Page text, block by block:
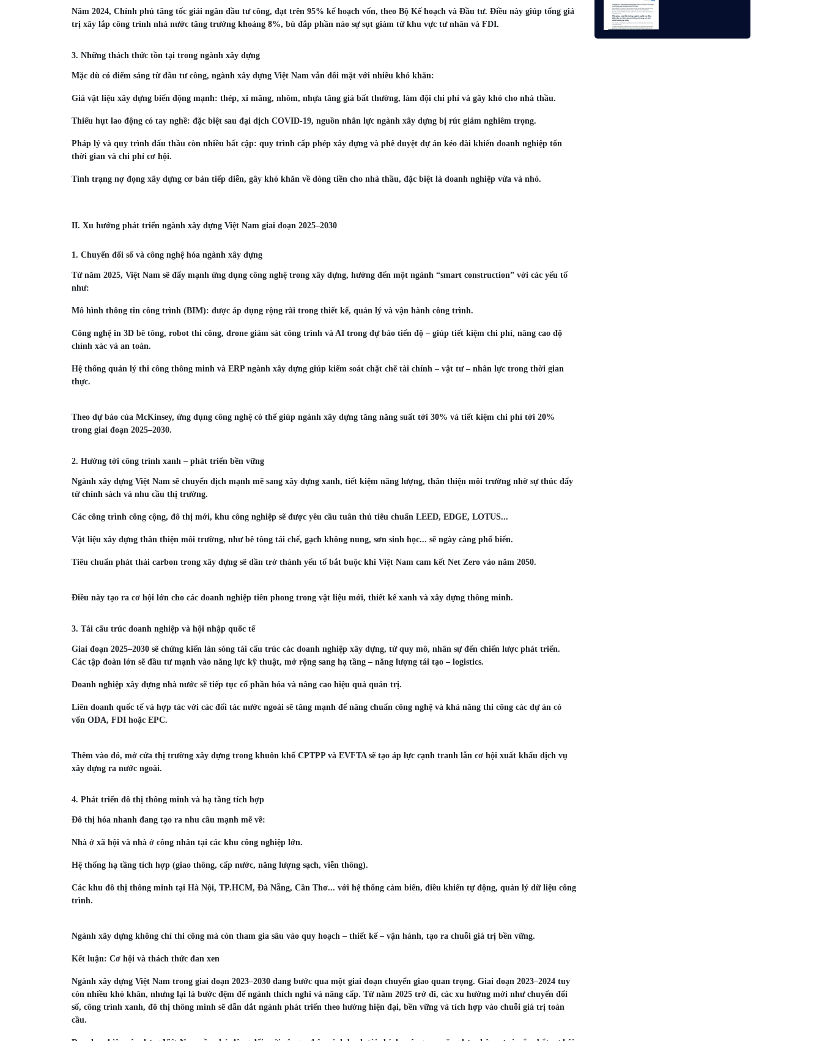
Năm 2024, Chính phủ tăng tốc giải ngân đầu tư công, đạt trên 95% kế hoạch vốn, theo Bộ Kế hoạch và Đầu tư. Điều này giúp tổng giá
trị xây lắp công trình nhà nước tăng trưởng khoảng 8%, bù đắp phần nào sự sụt giảm từ khu vực tư nhân và FDI.
3. Những thách thức tồn tại trong ngành xây dựng
Mặc dù có điểm sáng từ đầu tư công, ngành xây dựng Việt Nam vẫn đối mặt với nhiều khó khăn:
Giá vật liệu xây dựng biến động mạnh: thép, xi măng, nhôm, nhựa tăng giá bất thường, làm đội chi phí và gây khó cho nhà thầu.
Thiếu hụt lao động có tay nghề: đặc biệt sau đại dịch COVID-19, nguồn nhân lực ngành xây dựng bị rút giảm nghiêm trọng.
Pháp lý và quy trình đấu thầu còn nhiều bất cập: quy trình cấp phép xây dựng và phê duyệt dự án kéo dài khiến doanh nghiệp tốn
thời gian và chi phí cơ hội.
Tình trạng nợ đọng xây dựng cơ bản tiếp diễn, gây khó khăn về dòng tiền cho nhà thầu, đặc biệt là doanh nghiệp vừa và nhỏ.
II. Xu hướng phát triển ngành xây dựng Việt Nam giai đoạn 2025–2030
1. Chuyển đổi số và công nghệ hóa ngành xây dựng
Từ năm 2025, Việt Nam sẽ đẩy mạnh ứng dụng công nghệ trong xây dựng, hướng đến một ngành “smart construction” với các yếu tố
như:
Mô hình thông tin công trình (BIM): được áp dụng rộng rãi trong thiết kế, quản lý và vận hành công trình.
Công nghệ in 3D bê tông, robot thi công, drone giám sát công trình và AI trong dự báo tiến độ – giúp tiết kiệm chi phí, nâng cao độ
chính xác và an toàn.
Hệ thống quản lý thi công thông minh và ERP ngành xây dựng giúp kiểm soát chặt chẽ tài chính – vật tư – nhân lực trong thời gian
thực.
Theo dự báo của McKinsey, ứng dụng công nghệ có thể giúp ngành xây dựng tăng năng suất tới 30% và tiết kiệm chi phí tới 20%
trong giai đoạn 2025–2030.
2. Hướng tới công trình xanh – phát triển bền vững
Ngành xây dựng Việt Nam sẽ chuyển dịch mạnh mẽ sang xây dựng xanh, tiết kiệm năng lượng, thân thiện môi trường nhờ sự thúc đẩy
từ chính sách và nhu cầu thị trường.
Các công trình công cộng, đô thị mới, khu công nghiệp sẽ được yêu cầu tuân thủ tiêu chuẩn LEED, EDGE, LOTUS...
Vật liệu xây dựng thân thiện môi trường, như bê tông tái chế, gạch không nung, sơn sinh học... sẽ ngày càng phổ biến.
Tiêu chuẩn phát thải carbon trong xây dựng sẽ dần trở thành yếu tố bắt buộc khi Việt Nam cam kết Net Zero vào năm 2050.
Điều này tạo ra cơ hội lớn cho các doanh nghiệp tiên phong trong vật liệu mới, thiết kế xanh và xây dựng thông minh.
3. Tái cấu trúc doanh nghiệp và hội nhập quốc tế
Giai đoạn 2025–2030 sẽ chứng kiến làn sóng tái cấu trúc các doanh nghiệp xây dựng, từ quy mô, nhân sự đến chiến lược phát triển.
Các tập đoàn lớn sẽ đầu tư mạnh vào năng lực kỹ thuật, mở rộng sang hạ tầng – năng lượng tái tạo – logistics.
Doanh nghiệp xây dựng nhà nước sẽ tiếp tục cổ phần hóa và nâng cao hiệu quả quản trị.
Liên doanh quốc tế và hợp tác với các đối tác nước ngoài sẽ tăng mạnh để nâng chuẩn công nghệ và khả năng thi công các dự án có
vốn ODA, FDI hoặc EPC.
Thêm vào đó, mở cửa thị trường xây dựng trong khuôn khổ CPTPP và EVFTA sẽ tạo áp lực cạnh tranh lẫn cơ hội xuất khẩu dịch vụ
xây dựng ra nước ngoài.
4. Phát triển đô thị thông minh và hạ tầng tích hợp
Đô thị hóa nhanh đang tạo ra nhu cầu mạnh mẽ về:
Nhà ở xã hội và nhà ở công nhân tại các khu công nghiệp lớn.
Hệ thống hạ tầng tích hợp (giao thông, cấp nước, năng lượng sạch, viễn thông).
Các khu đô thị thông minh tại Hà Nội, TP.HCM, Đà Nẵng, Cần Thơ... với hệ thống cảm biến, điều khiển tự động, quản lý dữ liệu công
trình.
Ngành xây dựng không chỉ thi công mà còn tham gia sâu vào quy hoạch – thiết kế – vận hành, tạo ra chuỗi giá trị bền vững.
Kết luận: Cơ hội và thách thức đan xen
Ngành xây dựng Việt Nam trong giai đoạn 2023–2030 đang bước qua một giai đoạn chuyển giao quan trọng. Giai đoạn 2023–2024 tuy
còn nhiều khó khăn, nhưng lại là bước đệm để ngành thích nghi và nâng cấp. Từ năm 2025 trở đi, các xu hướng mới như chuyển đổi
số, công trình xanh, đô thị thông minh sẽ dẫn dắt ngành phát triển theo hướng hiện đại, bền vững và tích hợp vào chuỗi giá trị toàn
cầu.
NGHIỆP XÂY DỰNG